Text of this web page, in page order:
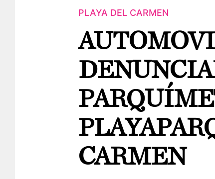
PLAYA DEL CARMEN
CARMEN